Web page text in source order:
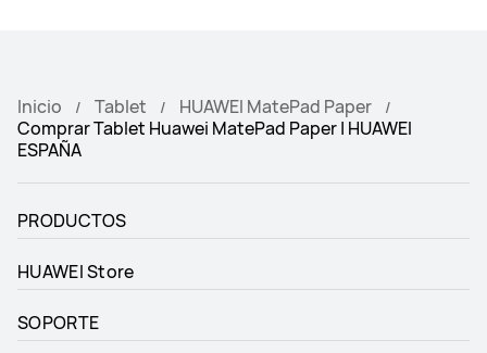
Inicio Tablet
HUAWEI MatePad Paper
Comprar Tablet Huawei MatePad Paper | HUAWEI
ESPAÑA
PRODUCTOS
HUAWEI Store
SOPORTE